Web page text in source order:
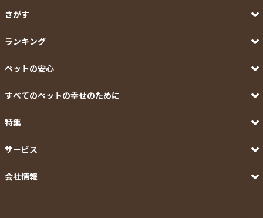
さがす
ランキング
ペットの安心
すべてのペットの幸せのために
特集
サービス
会社情報